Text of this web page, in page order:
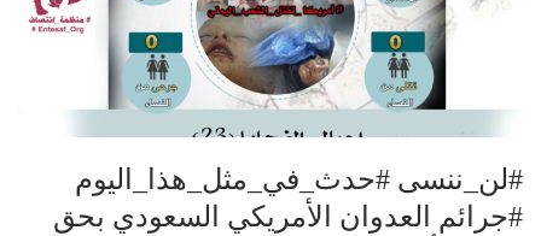
#لن_ننسى #حدث_في_مثل_هذا_اليوم
#جرائم العدوان الأمريكي السعودي بحق